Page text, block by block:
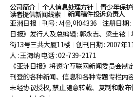
公司简介 个人信息处理方针 青少年保
读者提供新闻线索
新闻稿件投诉负责人
亚洲日报
刊号 : 서울,아04336 注册日期
日报》发行人及总编辑 : 郭永吉、梁圭铉
街13号三共大厦11楼 创刊日期 : 2007年
人 : 王海纳 电话 : 02-739-2171
《亚洲日报》将遵守互联网新闻委员会制
刊登的各种新闻、信息和各种专题专栏内
未经协议授权, 禁止随意转载、复制和散布